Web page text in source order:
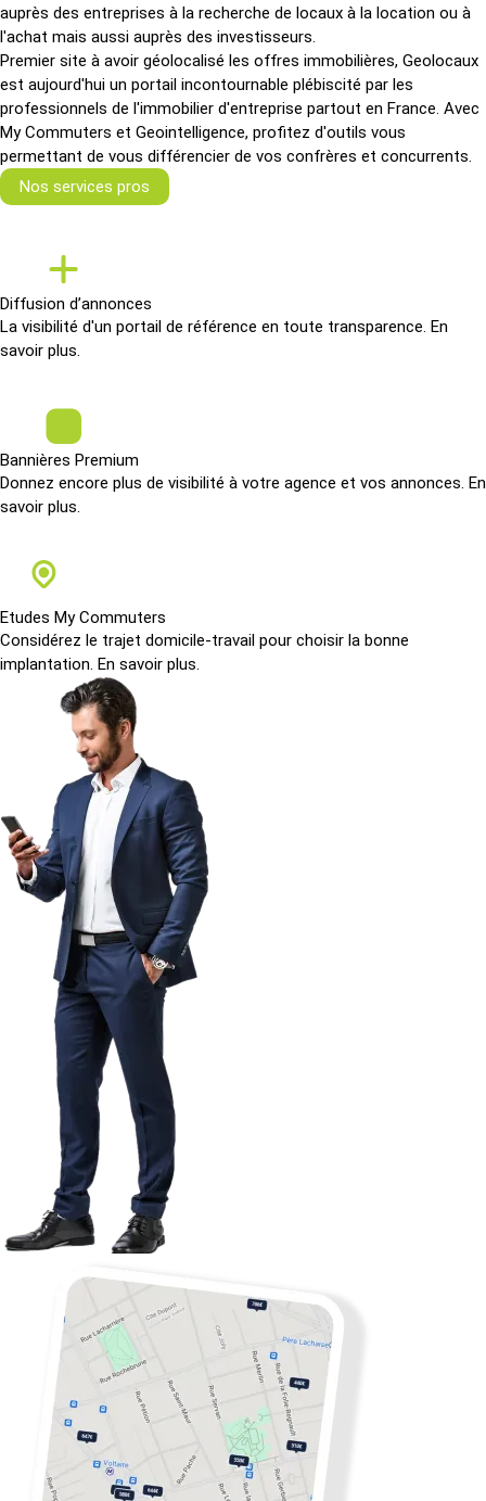
auprès des entreprises à la recherche de locaux à la location ou à
l'achat mais aussi auprès des investisseurs.
Premier site à avoir géolocalisé les offres immobilières, Geolocaux
est aujourd'hui un portail incontournable plébiscité par les
professionnels de l'immobilier d'entreprise partout en France. Avec
My Commuters et Geointelligence, profitez d'outils vous
permettant de vous différencier de vos confrères et concurrents.
Nos services pros
Diffusion d’annonces
La visibilité d'un portail de référence en toute transparence. En
savoir plus.
Bannières Premium
Donnez encore plus de visibilité à votre agence et vos annonces. En
savoir plus.
Etudes My Commuters
Considérez le trajet domicile-travail pour choisir la bonne
implantation. En savoir plus.